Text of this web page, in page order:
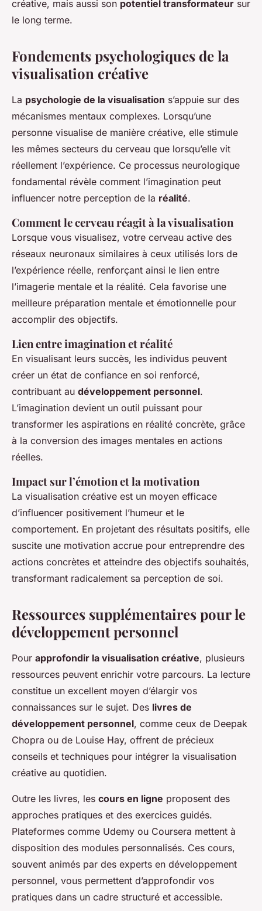
créative, mais aussi son potentiel transformateur sur
le long terme.
Fondements psychologiques de la
visualisation créative
La psychologie de la visualisation s’appuie sur des
mécanismes mentaux complexes. Lorsqu’une
personne visualise de manière créative, elle stimule
les mêmes secteurs du cerveau que lorsqu’elle vit
réellement l’expérience. Ce processus neurologique
fondamental révèle comment l’imagination peut
influencer notre perception de la réalité.
Comment le cerveau réagit à la visualisation
Lorsque vous visualisez, votre cerveau active des
réseaux neuronaux similaires à ceux utilisés lors de
l’expérience réelle, renforçant ainsi le lien entre
l’imagerie mentale et la réalité. Cela favorise une
meilleure préparation mentale et émotionnelle pour
accomplir des objectifs.
Lien entre imagination et réalité
En visualisant leurs succès, les individus peuvent
créer un état de confiance en soi renforcé,
contribuant au développement personnel.
L’imagination devient un outil puissant pour
transformer les aspirations en réalité concrète, grâce
à la conversion des images mentales en actions
réelles.
Impact sur l’émotion et la motivation
La visualisation créative est un moyen efficace
d’influencer positivement l’humeur et le
comportement. En projetant des résultats positifs, elle
suscite une motivation accrue pour entreprendre des
actions concrètes et atteindre des objectifs souhaités,
transformant radicalement sa perception de soi.
Ressources supplémentaires pour le
développement personnel
Pour approfondir la visualisation créative, plusieurs
ressources peuvent enrichir votre parcours. La lecture
constitue un excellent moyen d’élargir vos
connaissances sur le sujet. Des livres de
développement personnel, comme ceux de Deepak
Chopra ou de Louise Hay, offrent de précieux
conseils et techniques pour intégrer la visualisation
créative au quotidien.
Outre les livres, les cours en ligne proposent des
approches pratiques et des exercices guidés.
Plateformes comme Udemy ou Coursera mettent à
disposition des modules personnalisés. Ces cours,
souvent animés par des experts en développement
personnel, vous permettent d’approfondir vos
pratiques dans un cadre structuré et accessible.